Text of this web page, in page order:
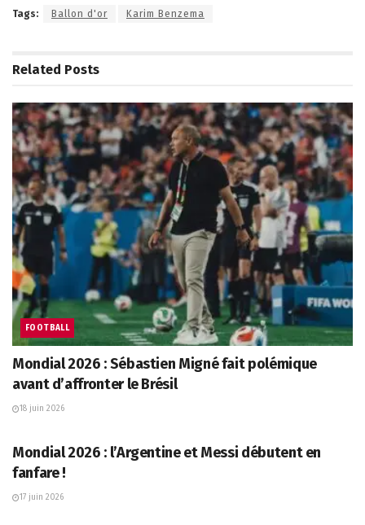
Tags: Ballon d'or Karim Benzema
Related Posts
FOOTBALL
Mondial 2026 : Sébastien Migné fait polémique
avant d’affronter le Brésil
18 juin 2026
Mondial 2026 : l’Argentine et Messi débutent en
fanfare !
17 juin 2026